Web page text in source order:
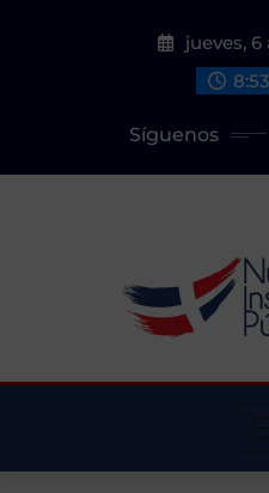
jueves,
Síguenos